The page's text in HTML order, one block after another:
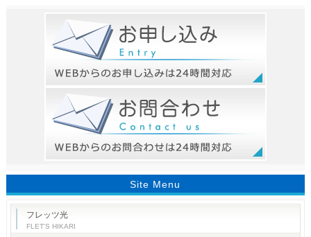
Site Menu
フレッツ光
FLET'S HIKARI